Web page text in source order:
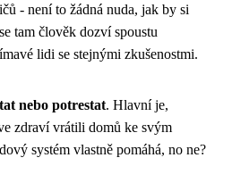
- není to žádná nuda, jak by si
tam člověk dozví spoustu
lidi se stejnými zkušenostmi.
nebo potrestat. Hlavní je,
zdraví vrátili domů ke svým
systém vlastně pomáhá, no ne?